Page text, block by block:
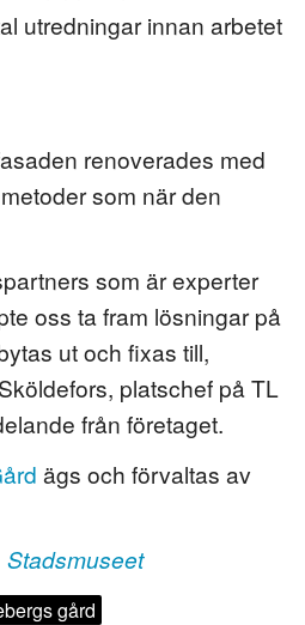
utredningar innan arbetet
renoverades med
som när den
som är experter
oss ta fram lösningar på
ut och fixas till,
platschef på TL
från företaget.
ägs och förvaltas av
Stadsmuseet
gård